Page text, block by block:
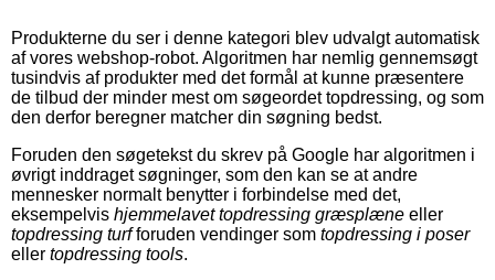
Produkterne du ser i denne kategori blev udvalgt automatisk
af vores webshop-robot. Algoritmen har nemlig gennemsøgt
tusindvis af produkter med det formål at kunne præsentere
de tilbud der minder mest om søgeordet topdressing, og som
den derfor beregner matcher din søgning bedst.
Foruden den søgetekst du skrev på Google har algoritmen i
øvrigt inddraget søgninger, som den kan se at andre
mennesker normalt benytter i forbindelse med det,
eksempelvis hjemmelavet topdressing græsplæne eller
topdressing turfforuden vendinger som topdressing i poser
eller topdressing tools.